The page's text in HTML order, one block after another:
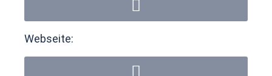
Webseite: